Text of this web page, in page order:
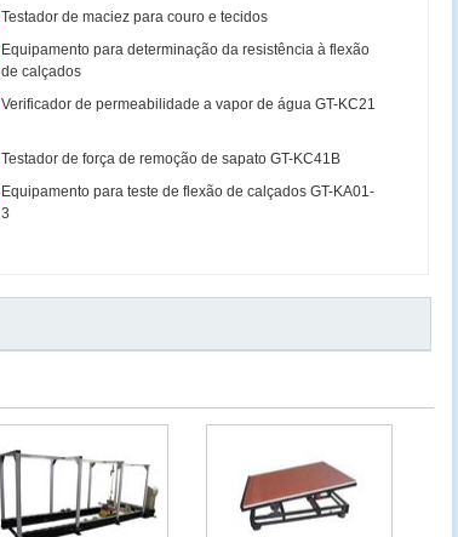
Testador de maciez para couro e tecidos
Equipamento para determinação da resistência à flexão
de calçados
Verificador de permeabilidade a vapor de água GT-KC21
Testador de força de remoção de sapato GT-KC41B
Equipamento para teste de flexão de calçados GT-KA01-
3